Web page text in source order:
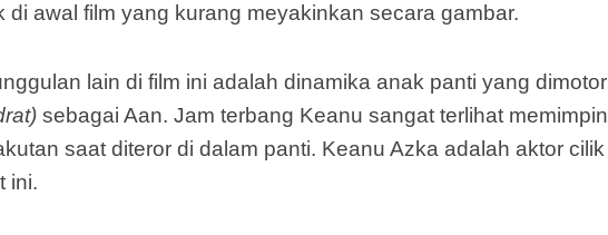
di awal film yang kurang meyakinkan secara gambar.
lain di film ini adalah dinamika anak panti yang
sebagai Aan. Jam terbang Keanu sangat terlihat
saat diteror di dalam panti. Keanu Azka adalah aktor
ini.